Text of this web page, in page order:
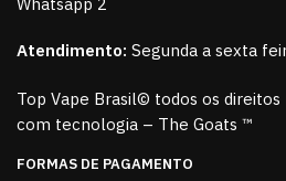
Atendimento: Segunda a sexta
Top Vape Brasil© todos os direitos
com tecnologia – The Goats ™
FORMAS DE PAGAMENTO